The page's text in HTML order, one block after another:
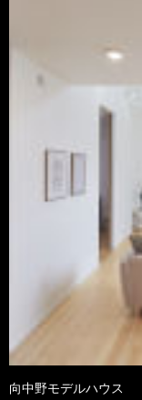
向中野モデルハウス